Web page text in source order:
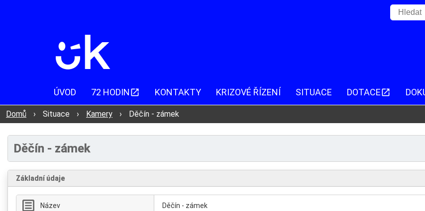
ÚVOD 72 HODIN KONTAKTY KRIZOVÉ ŘÍZENÍ SITUACE DOTACE
Domů › Situace › Kamery › Děčín - zámek
Děčín - zámek
Základní údaje
Název Děčín - zámek